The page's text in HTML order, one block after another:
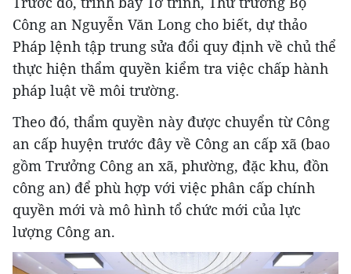
Công an Nguyễn Văn Long cho biết, dự thảo
Pháp lệnh tập trung sửa đổi quy định về chủ thể
thực hiện thẩm quyền kiểm tra việc chấp hành
pháp luật về môi trường.
Theo đó, thẩm quyền này được chuyển từ Công
an cấp huyện trước đây về Công an cấp xã (bao
gồm Trưởng Công an xã, phường, đặc khu, đồn
công an) để phù hợp với việc phân cấp chính
quyền mới và mô hình tổ chức mới của lực
lượng Công an.